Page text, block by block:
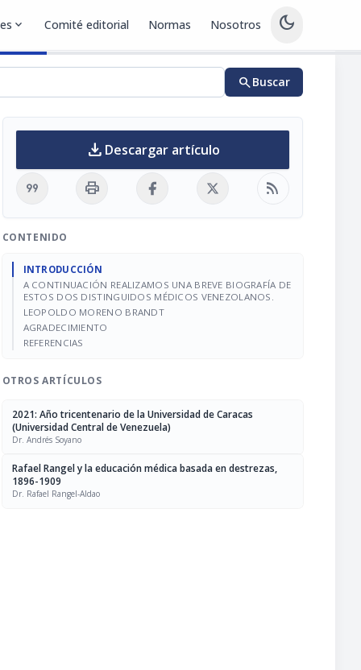
expand_more Comité editorial Normas Nosotros dark_mode
searchBuscar
download Descargar artículo
format_quote print rss_feed
CONTENIDO
INTRODUCCIÓN
A CONTINUACIÓN REALIZAMOS UNA BREVE BIOGRAFÍA DE
ESTOS DOS DISTINGUIDOS MÉDICOS VENEZOLANOS.
LEOPOLDO MORENO BRANDT
AGRADECIMIENTO
REFERENCIAS
OTROS ARTÍCULOS
2021: Año tricentenario de la Universidad de Caracas
(Universidad Central de Venezuela)
Dr. Andrés Soyano
Rafael Rangel y la educación médica basada en destrezas,
1896-1909
Dr. Rafael Rangel-Aldao